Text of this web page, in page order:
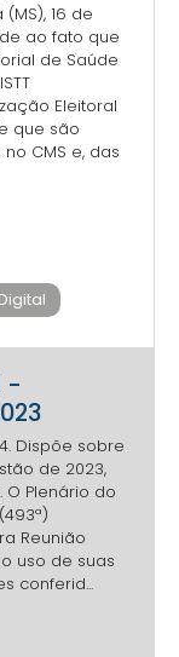
16 de
ao fato que
de Saúde
Eleitoral
que são
CMS e, das
-
Dispõe sobre
de 2023,
O Plenário do
Reunião
uso de suas
conferid...